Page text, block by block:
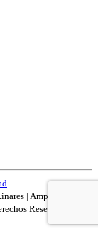
| Amplío
Reservados.